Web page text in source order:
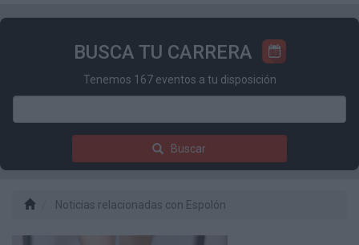
BUSCA TU CARRERA
Tenemos 167 eventos a tu disposición
Buscar
Noticias relacionadas con Espolón